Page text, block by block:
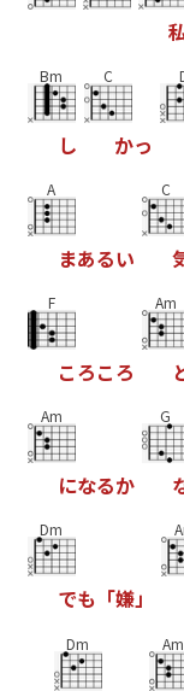
Bm
し
C
かっ
A
まあるい
C
F
ころころ
Am
Am
になるか
G
Dm
でも 「嫌」
Dm Am